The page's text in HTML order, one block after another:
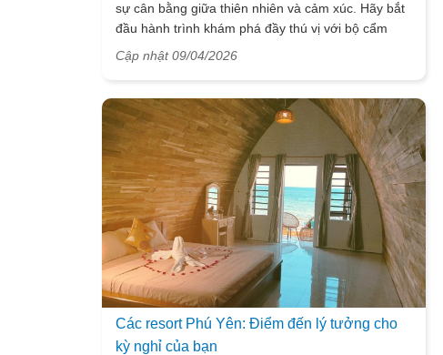
sự cân bằng giữa thiên nhiên và cảm xúc. Hãy bắt
đầu hành trình khám phá đầy thú vị với bộ cẩm
nang chi tiết dưới đây.
Cập nhật 09/04/2026
Các resort Phú Yên: Điểm đến lý tưởng cho
kỳ nghỉ của bạn